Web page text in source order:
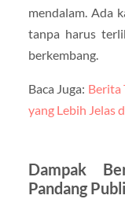
mendalam. Ada
tanpa harus
berkembang.
Baca Juga: Berita
yang Lebih Jelas
Dampak
Pandang